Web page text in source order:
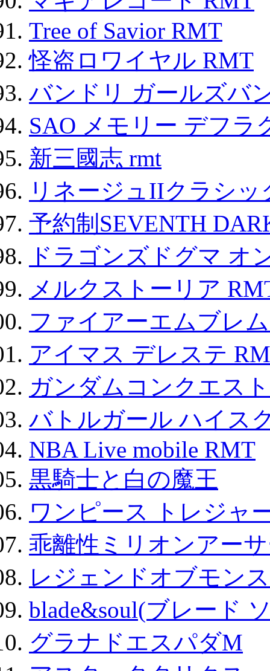
Tree of Savior RMT
怪盗ロワイヤル RMT
バンドリ ガールズバ
SAO メモリー デフラ
新三國志 rmt
リネージュIIクラシ
予約制SEVENTH
ドラゴンズドグマ オ
メルクストーリア
ファイアーエムブレ
アイマス デレステ
ガンダムコンクエスト
バトルガール ハイス
NBA Live mobile RMT
黒騎士と白の魔王
ワンピース トレジャ
乖離性ミリオンアー
レジェンドオブモン
blade&soul(ブレード
グラナドエスパダM